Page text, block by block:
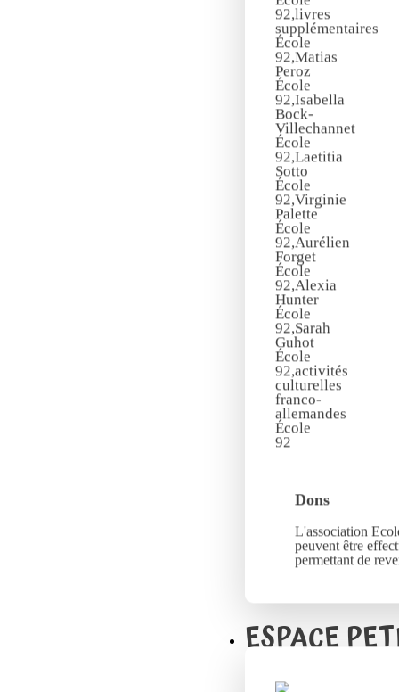
Dons
L'association
peuvent être
permettant de
ESPACE